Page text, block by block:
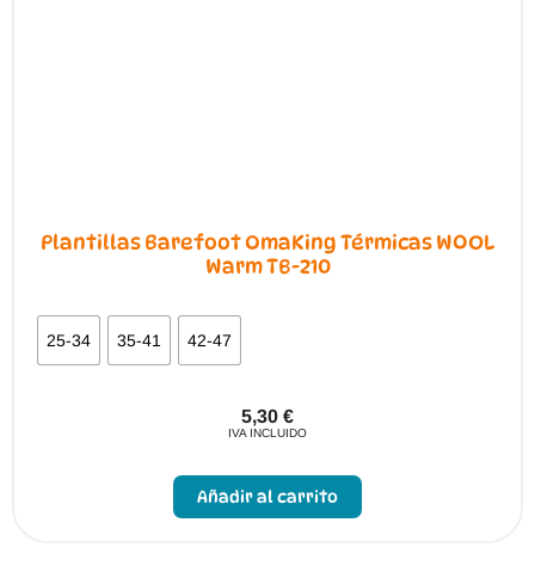
Plantillas Barefoot OmaKing Térmicas WOOL
Warm TB-210
25-34 35-41 42-47
5,30 €
IVA INCLUIDO
Añadir al carrito